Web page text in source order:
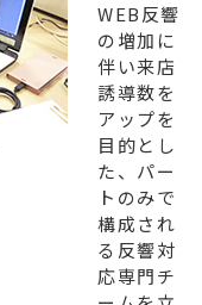
WEB反響
の増加に
伴い来店
誘導数を
アップを
目的とし
た、パー
トのみで
構成され
る反響対
応専門チ